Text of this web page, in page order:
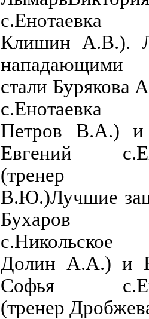
с.Енотаевка
Клишин А.В.).
нападающими
стали Бурякова
с.Енотаевка
Петров В.А.)
Евгений
(тренер
В.Ю.)Лучшие
Бухаров
с.Никольское
Долин А.А.) и
Софья
(тренер